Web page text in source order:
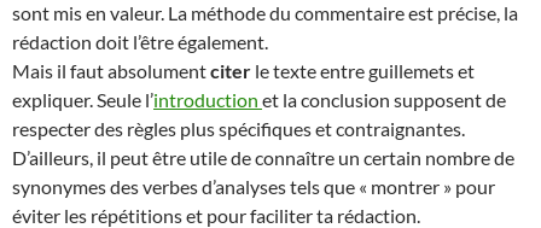
sont mis en valeur. La méthode du commentaire est précise, la
rédaction doit l’être également.
Mais il faut absolumentciter le texte entre guillemets et
expliquer. Seule l’introduction et la conclusion supposent de
respecter des règles plus spécifiques et contraignantes.
D’ailleurs, il peut être utile de connaître un certain nombre de
synonymes des verbes d’analyses tels que « montrer » pour
éviter les répétitions et pour faciliter ta rédaction.